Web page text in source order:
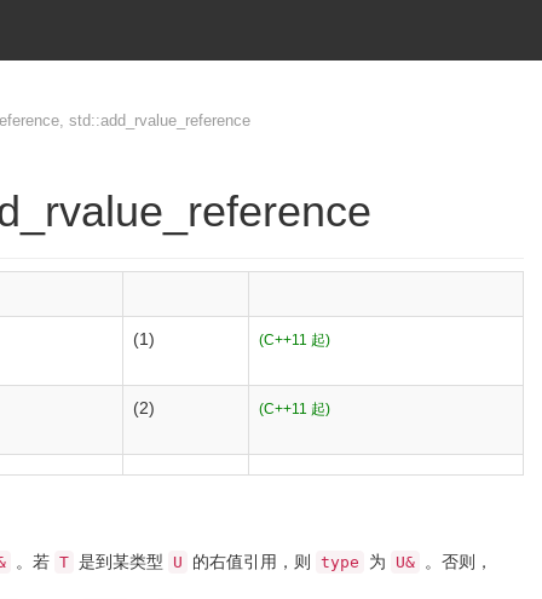
std::add_rvalue_reference
(1) (C++11 起)
(2) (C++11 起)
。若 T 是到某类型 U 的右值引用，则 type 为 U& 。否则，